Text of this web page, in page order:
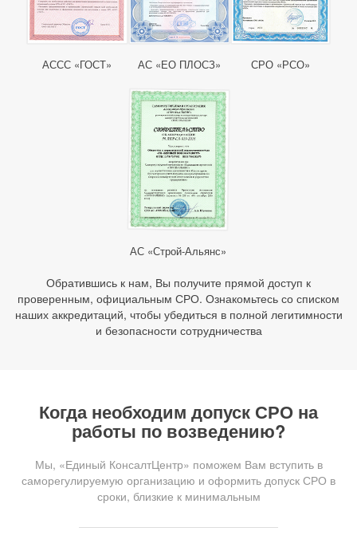
АССС «ГОСТ» АС «ЕО ПЛОСЗ» СРО «РСО»
АС «Строй-Альянс»
Обратившись к нам, Вы получите прямой доступ к
проверенным, официальным СРО. Ознакомьтесь со списком
наших аккредитаций, чтобы убедиться в полной легитимности
и безопасности сотрудничества
Когда необходим допуск СРО на
работы по возведению?
Мы, «Единый КонсалтЦентр» поможем Вам вступить в
саморегулируемую организацию и оформить допуск СРО в
сроки, близкие к минимальным